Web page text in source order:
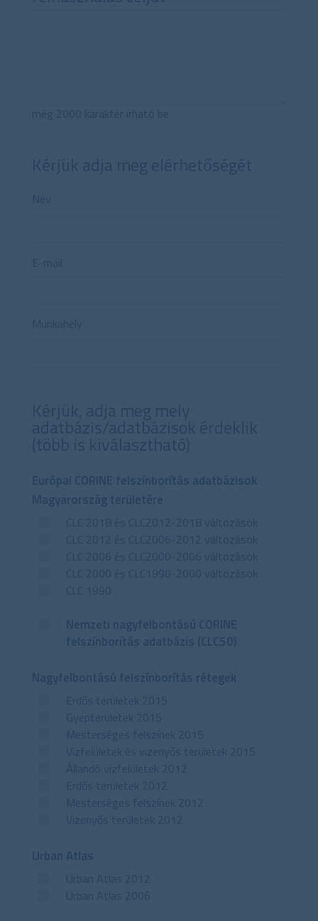
még 2000 karakter írható be
Kérjük adja meg elérhetőségét
Név
E-mail
Munkahely
Kérjük, adja meg mely
adatbázis/adatbázisok érdeklik
(több is kiválasztható)
Európai CORINE felszínborítás adatbázisok
Magyarország területére
CLC 2018 és CLC2012-2018 változások
CLC 2012 és CLC2006-2012 változások
CLC 2006 és CLC2000-2006 változások
CLC 2000 és CLC1990-2000 változások
CLC 1990
Nemzeti nagyfelbontású CORINE
felszínborítás adatbázis (CLC50)
Nagyfelbontású felszínborítás rétegek
Erdős területek 2015
Gyepterületek 2015
Mesterséges felszínek 2015
Vízfelületek és vizenyős területek 2015
Állandó vízfelületek 2012
Erdős területek 2012
Mesterséges felszínek 2012
Vizenyős területek 2012
Urban Atlas
Urban Atlas 2012
Urban Atlas 2006